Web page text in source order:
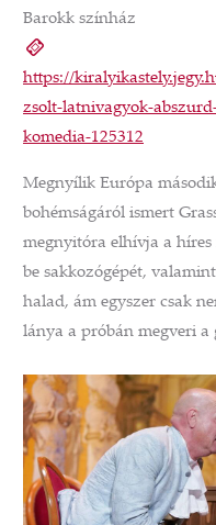
Barokk színház
https://
zsolt-latnivagyok-
komedia-125312
Megnyílik Európa
bohémságáról ismert
megnyitóra elhívja a híres
be sakkozógépét,
halad, ám egyszer csak
lánya a próbán megveri a